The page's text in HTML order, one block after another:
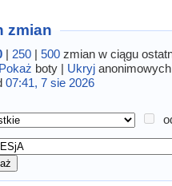
zmian
| 250 |500 zmian w ciągu
Pokaż boty | Ukryj
07:41, 7 sie 2026